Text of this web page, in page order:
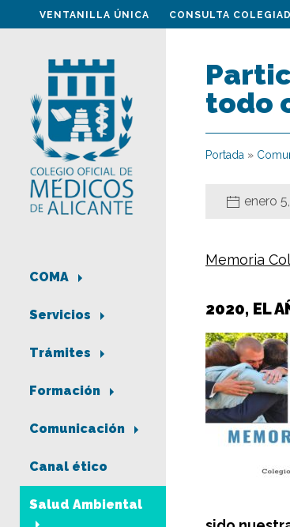
VENTANILLA ÚNICA CONSULTA
COMA
Servicios
Trámites
Formación
Comunicación
Canal ético
Salud Ambiental
todo
Portada »
enero
Memoria
2020, EL